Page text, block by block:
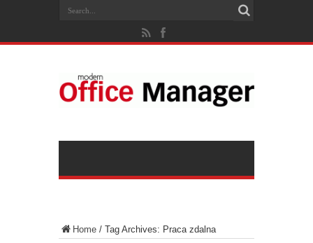
Home / Tag Archives: Praca zdalna